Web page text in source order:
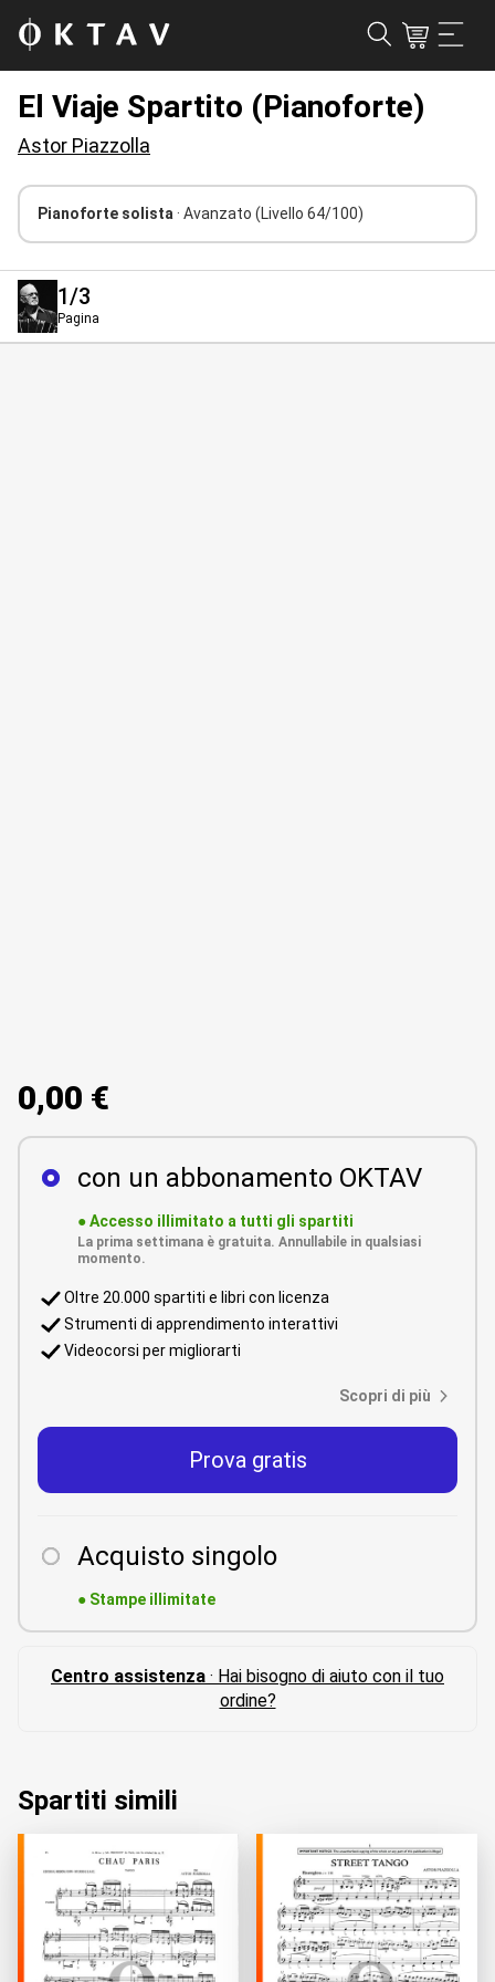
El Viaje Spartito (Pianoforte)
Astor Piazzolla
Pianoforte solista · Avanzato (Livello 64/100)
1/3
Pagina
0,00 €
con un abbonamento OKTAV
●Accesso illimitato a tutti gli spartiti
La prima settimana è gratuita. Annullabile in qualsiasi
momento.
Oltre 20.000 spartiti e libri con licenza
Strumenti di apprendimento interattivi
Videocorsi per migliorarti
Scopri di più
Prova gratis
Acquisto singolo
● Stampe illimitate
Centro assistenza · Hai bisogno di aiuto con il tuo
ordine?
Spartiti simili